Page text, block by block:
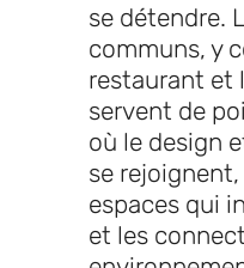
se détendre.
communs, y
restaurant et
servent de
où le design
se
espaces qui
et les